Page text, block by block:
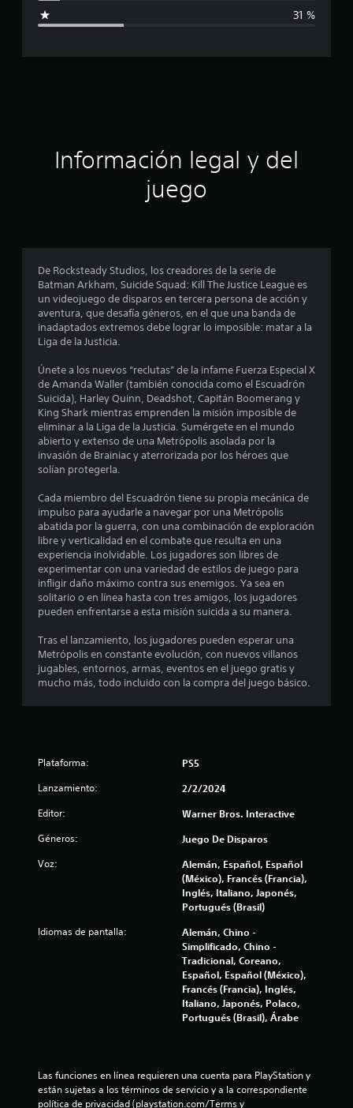
a
ó
m
e
i
o
.
2
e
s
t
r
e
l
d
e
c
c
o
e
t
31 %
Información legal y del
juego
De Rocksteady Studios, los creadores de la serie de
Batman Arkham, Suicide Squad: Kill The Justice League es
un videojuego de disparos en tercera persona de acción y
aventura, que desafía géneros, en el que una banda de
inadaptados extremos debe lograr lo imposible: matar a la
Liga de la Justicia.
Únete a los nuevos “reclutas” de la infame Fuerza Especial X
de Amanda Waller (también conocida como el Escuadrón
Suicida), Harley Quinn, Deadshot, Capitán Boomerang y
King Shark mientras emprenden la misión imposible de
eliminar a la Liga de la Justicia. Sumérgete en el mundo
abierto y extenso de una Metrópolis asolada por la
invasión de Brainiac y aterrorizada por los héroes que
solían protegerla.
Cada miembro del Escuadrón tiene su propia mecánica de
impulso para ayudarle a navegar por una Metrópolis
abatida por la guerra, con una combinación de exploración
libre y verticalidad en el combate que resulta en una
experiencia inolvidable. Los jugadores son libres de
experimentar con una variedad de estilos de juego para
infligir daño máximo contra sus enemigos. Ya sea en
solitario o en línea hasta con tres amigos, los jugadores
pueden enfrentarse a esta misión suicida a su manera.
Tras el lanzamiento, los jugadores pueden esperar una
Metrópolis en constante evolución, con nuevos villanos
jugables, entornos, armas, eventos en el juego gratis y
mucho más, todo incluido con la compra del juego básico.
Plataforma: PS5
Lanzamiento: 2/2/2024
Editor: Warner Bros. Interactive
Géneros: Juego De Disparos
Voz:
Alemán, Español, Español
(México), Francés (Francia),
Inglés, Italiano, Japonés,
Portugués (Brasil)
Idiomas de pantalla:
Alemán, Chino -
Simplificado, Chino -
Tradicional, Coreano,
Español, Español (México),
Francés (Francia), Inglés,
Italiano, Japonés, Polaco,
Portugués (Brasil), Árabe
Las funciones en línea requieren una cuenta para PlayStation y
están sujetas a los términos de servicio y a la correspondiente
política de privacidad (playstation.com/Terms y